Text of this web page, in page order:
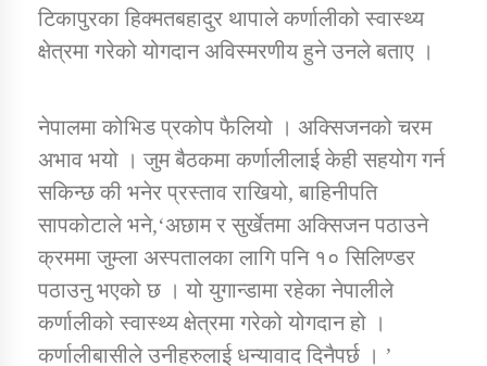
तातोपानी गाउँपालिका जुम्लाको सूचना
टिकापुरका हिक्मतबहादुर थापाले कर्णालीको स्वास्थ्य
क्षेत्रमा गरेको योगदान अविस्मरणीय हुने उनले बताए ।
नेपालमा कोभिड प्रकोप फैलियो । अक्सिजनको चरम
अभाव भयो । जुम बैठकमा कर्णालीलाई केही सहयोग गर्न
सकिन्छ की भनेर प्रस्ताव राखियो, बाहिनीपति
सापकोटाले भने,‘अछाम र सुर्खेतमा अक्सिजन पठाउने
क्रममा जुम्ला अस्पतालका लागि पनि १० सिलिण्डर
पठाउनु भएको छ । यो युगान्डामा रहेका नेपालीले
कर्णालीको स्वास्थ्य क्षेत्रमा गरेको योगदान हो ।
कर्णालीबासीले उनीहरुलाई धन्यावाद दिनैपर्छ । ’